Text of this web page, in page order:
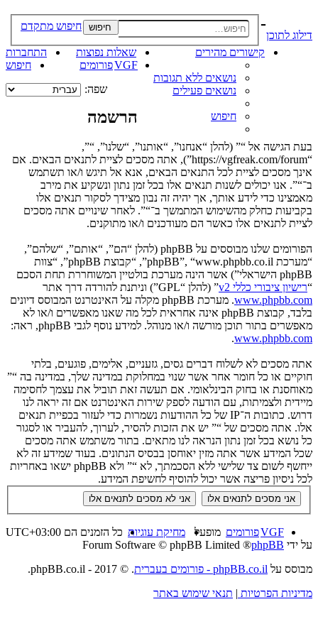
דילוג לתוכן
חיפוש חיפוש מתקדם
קישורים מהירים
נושאים ללא תגובות
נושאים פעילים
חיפוש
שאלות נפוצות
התחברות
VGFפורומים
חיפוש
שפה:
-
הרשמה
בעת הגישה אל “” (להלן “אנחנו”, “אותנו”, “שלנו”, “”,
“https://vgfreak.com/forum”), אתה מסכים לציית לתנאים הבאים. אם
אינך מסכים לציית לכל התנאים הבאים, אנא אל תיגש ו/או תשתמש
ב־“”. אנו יכולים לשנות תנאים אלו בכל זמן נתון ונשקיע את מירב
מאמצינו כדי לידע אותך, אך יהיה זה נבון מצידך לסקור תנאים אלו
בקביעות כחלק מהשימוש המתמשך ב־“”. לאחר שינויים אתה מסכים
לציית לתנאים אלו כאשר הם מעודכנים ו/או מתוקנים.
הפורומים שלנו מבוססים על phpBB (להלן “הם”, “אותם”, “שלהם”,
“מערכת phpBB”, “www.phpbb.co.il”, “קבוצת phpBB”, “צוות
phpBB הישראלי”) אשר הינה מערכת בולטיין המשוחררת תחת הסכם
“רישיון ציבורי כללי v2
” (להלן “GPL”) וניתנת להורדה דרך אתר
www.phpbb.com
. מערכת phpBB מקלה על האינטרנט המבוסס דיונים
בלבד, קבוצת phpBB אינה אחראית לכל מה שאנו מאפשרים ו/או לא
מאפשרים בתור תוכן מורשה ו/או מנוהל. למידע נוסף לגבי phpBB, ראה:
www.phpbb.com
.
אתה מסכים לא לשלוח דברים גסים, גזעניים, אלימים, פוגעים, בלתי
חוקיים או כל חומר אחר אשר שנוי במחלוקת במדינה שלך, במדינה בה “”
מאוחסנת או בחוק הבינלאומי. אם תעשה זאת תוביל את עצמך לחסימה
מיידית ולצמיתות, עם הודעה לספק שירות האינטרנט אם זה יראה לנו
דרוש. כתובות ה־IP של כל ההודעות נשמרות כדי לעזור בכפיית תנאים
אלו. אתה מסכים של “” יש את הזכות להסיר, לערוך, להעביר או לסגור
כל נושא בכל זמן נתון הנראה לנו מתאים. בתור משתמש אתה מסכים
שכל המידע אשר אתה מזין יאוחסן בבסיס הנתונים. בעוד שמידע זה לא
ייחשף לשום צד שלישי ללא הסכמתך, לא “” ולא phpBB ישאו באחריות
לכל ניסיון פריצה אשר יכול להוסיף לחשיפת המידע.
VGFפורומים כל הזמנים הם UTC+03:00 מחיקת עוגיות
מופעל
על ידי phpBB
® Forum Software © phpBB Limited
מבוסס על phpBB.co.il - פורומים בעברית
. © 2017 - phpBB.co.il.
מדיניות הפרטיות | תנאי שימוש באתר